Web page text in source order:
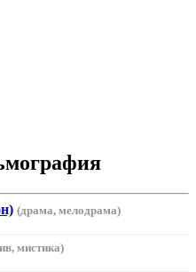
(драма, мелодрама)
мистика)